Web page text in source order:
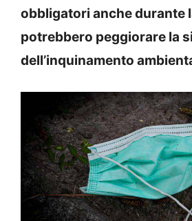
obbligatori anche durante
potrebbero peggiorare la
dell’inquinamento